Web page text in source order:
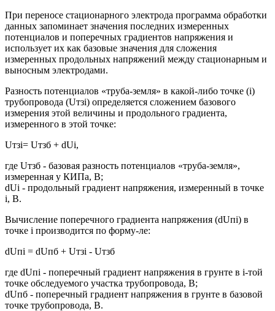
При переносе стационарного электрода программа обработки
данных запоминает значения последних измеренных
потенциалов и поперечных градиентов напряжения и
использует их как базовые значения для сложения
измеренных продольных напряжений между стационарным и
выносным электродами.
Разность потенциалов «труба-земля» в какой-либо точке (i)
трубопровода (Uтзi) определяется сложением базового
измерения этой величины и продольного градиента,
измеренного в этой точке:
Uтзi= Uтзб + dUi,
где Uтзб - базовая разность потенциалов «труба-земля»,
измеренная у КИПа, В;
dUi - продольный градиент напряжения, измеренный в точке
i, В.
Вычисление поперечного градиента напряжения (dUпi) в
точке i производится по форму-ле:
dUпi = dUпб + Uтзi - Uтзб
где dUпi - поперечный градиент напряжения в грунте в i-той
точке обследуемого участка трубопровода, В;
dUпб - поперечный градиент напряжения в грунте в базовой
точке трубопровода, В.